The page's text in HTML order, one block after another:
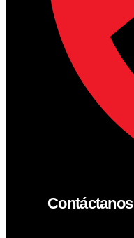
Contáctanos